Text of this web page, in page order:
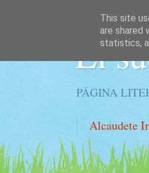
El
PÁGINA
Alcaudete
This site
are shared
statistics,